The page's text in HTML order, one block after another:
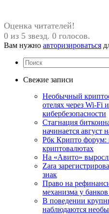
Оценка читателей!
0 из 5 звезд. 0 голосов.
Вам нужно авторизироваться
Свежие записи
Необычный
отелях через Wi-Fi
кибербезопасности
Стагнация
начинается август
Рбк Крипто форум:
криптовалютах
На «Авито»
Zara
знак
Право на
механизма у
В поведении
наблюдаются